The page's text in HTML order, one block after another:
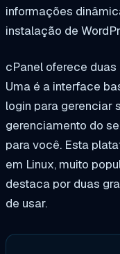
informações
instalação de
cPanel oferece
Uma é a interface
login para gerenciar
gerenciamento do
para você. Esta
em Linux, muito
destaca por duas
de usar.